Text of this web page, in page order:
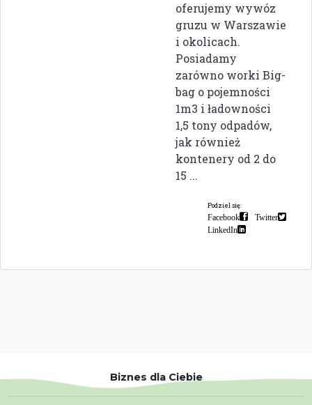
oferujemy wywóz
gruzu w Warszawie
i okolicach.
Posiadamy
zarówno worki Big-
bag o pojemności
1m3 i ładowności
1,5 tony odpadów,
jak również
kontenery od 2 do
15 ...
Podziel się:
Facebook
Twitter
LinkedIn
Biznes dla Ciebie